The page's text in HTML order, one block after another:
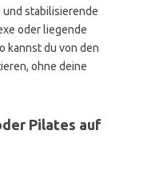
stabilisierende
oder liegende
kannst du von den
ohne deine
Pilates auf